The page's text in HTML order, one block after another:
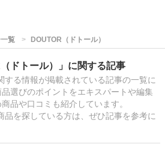
覧 DOUTOR（ドトール）
ドトール）」に関する記事
する情報が掲載されている記事の一覧に
選びのポイントをエキスパートや編集
品や口コミも紹介しています。
品を探している方は、ぜひ記事を参考に